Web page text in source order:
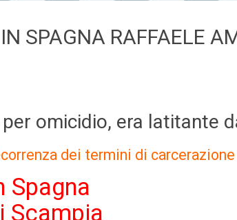
SPAGNA RAFFAELE
omicidio, era latitante
dei termini di carcerazione
Spagna
Scampia